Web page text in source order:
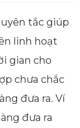
tắc giúp
linh hoạt
gian cho
chưa chắc
đưa ra. Ví
đưa ra